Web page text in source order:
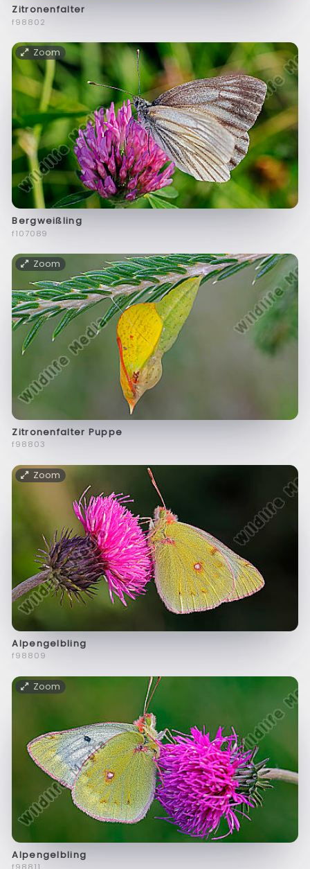
Zitronenfalter
f98802
Zoom
Bergweißling
f107089
Zoom
Zitronenfalter Puppe
f98803
Zoom
Alpengelbling
f98809
Zoom
Alpengelbling